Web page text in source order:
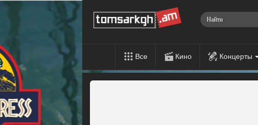
Все Кино Концерты